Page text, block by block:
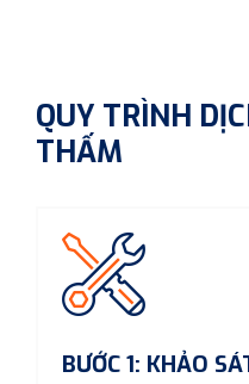
QUY TRÌNH
THẤM
BƯỚC 1: KHẢO